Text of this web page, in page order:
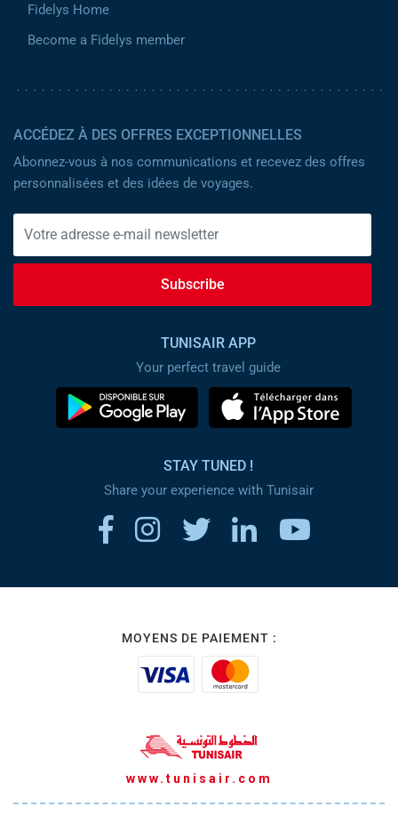
Fidelys Home
Become a Fidelys member
ACCÉDEZ À DES OFFRES EXCEPTIONNELLES
Abonnez-vous à nos communications et recevez des offres
personnalisées et des idées de voyages.
Subscribe
TUNISAIR APP
Your perfect travel guide
STAY TUNED !
Share your experience with Tunisair
MOYENS DE PAIEMENT :
www.tunisair.com